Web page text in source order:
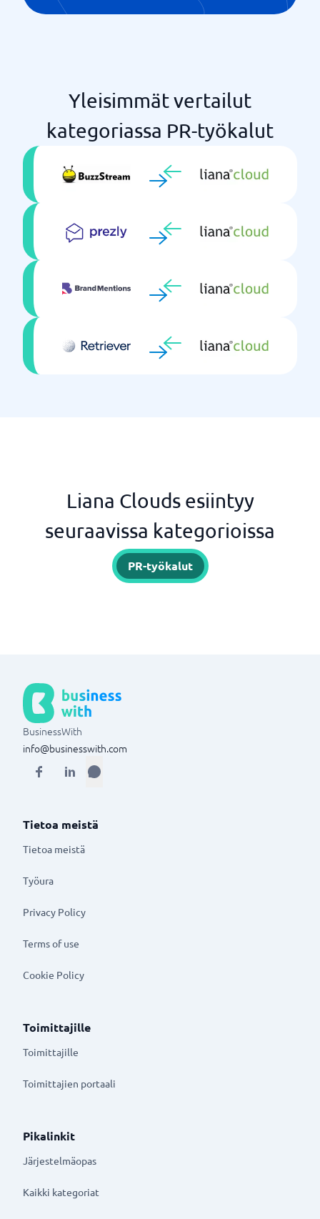
Yleisimmät vertailut
kategoriassa PR-työkalut
Liana Clouds esiintyy
seuraavissa kategorioissa
PR-työkalut
BusinessWith
info@businesswith.com
Tietoa meistä
Tietoa meistä
Työura
Privacy Policy
Terms of use
Cookie Policy
Toimittajille
Toimittajille
Toimittajien portaali
Pikalinkit
Järjestelmäopas
Kaikki kategoriat